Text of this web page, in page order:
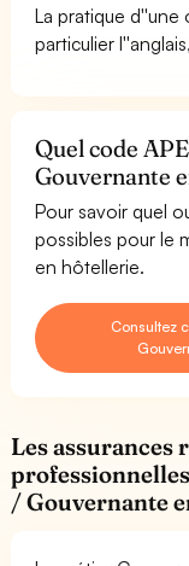
La pratique d''une
particulier
Quel code
Gouvernante
Pour savoir quel
possibles pour le
en hôtellerie.
Consultez
Les assurances
/ Gouvernante